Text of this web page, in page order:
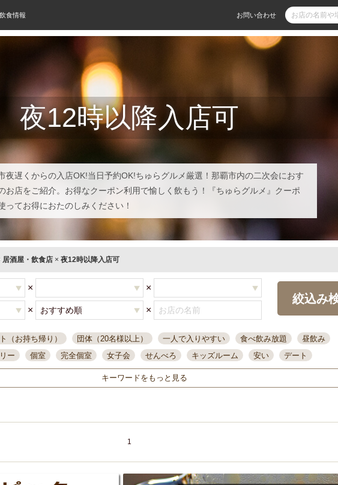
食情報 お問い合わせ
夜12時以降入店可
夜遅くからの入店OK!当日予約OK!ちゅらグルメ厳選！那覇市内の二次会におす
お店をご紹介。お得なクーポン利用で愉しく飲もう！『ちゅらグルメ』クーポ
ってお得におたのしみください！
居酒屋・飲食店 × 夜12時以降入店可
× ×
× ×
絞込み
（お持ち帰り） 団体（20名様以上） 一人で入りやすい 食べ飲み放題
昼飲み
ー 個室 完全個室 女子会 せんべろ キッズルーム 安い
デート
一人飲み 誕生日 大人数
み コスパ最高 肉料理 模合 インスタ映え 座敷席 記念日 泡盛
喫
県産魚 焼鳥 忘年会コース レモンサワー 観光客に人気 大部屋30名
カウン
4000円台コース
デリバリー 寿司 クリスマス 和食
クーポン
キーワードをもっと見る
1